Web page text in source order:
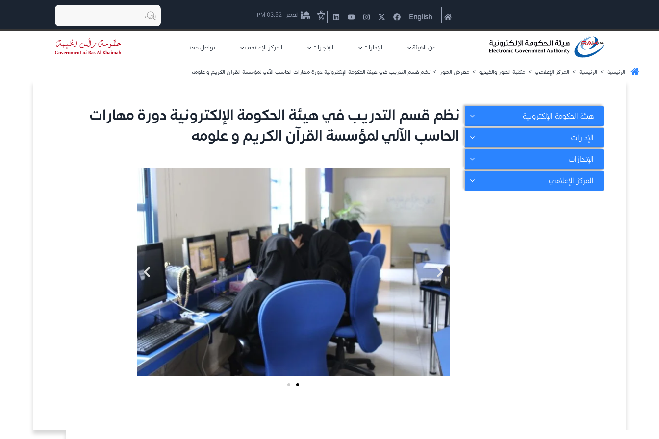
العصر 03:52 PM English
عن الهيئة الإدارات الإنجازات المركز الإعلامي تواصل معنا
الرئيسية > الرئيسية > المركز الإعلامي > مكتبة الصور والفيديو > معرض الصور > نظم قسم التدريب في هيئة الحكومة الإلكترونية دورة مهارات الحاسب الآلي لمؤسسة القرآن الكريم و علومه
هيئة الحكومة الإلكترونية
الإدارات
الإنجازات
المركز الإعلامي
نظم قسم التدريب في هيئة الحكومة الإلكترونية دورة مهارات
الحاسب الآلي لمؤسسة القرآن الكريم و علومه